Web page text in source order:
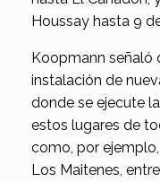
Houssay hasta 9
Koopmann señaló
instalación de
donde se ejecute
estos lugares de
como, por
Los Maitenes,